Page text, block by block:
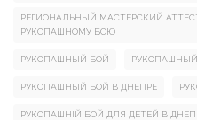
РЕГИОНАЛЬНЫЙ МАСТЕРСКИЙ
РУКОПАШНОМУ БОЮ
РУКОПАШНЫЙ БОЙ
РУКОПАШНЫЙ БОЙ В ДНЕПРЕ
РУКОПАШНІЙ БОЙ ДЛЯ ДЕТЕЙ В